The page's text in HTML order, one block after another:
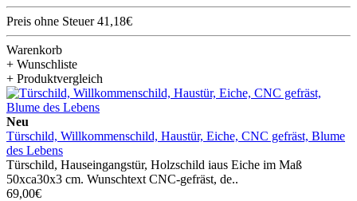
Preis ohne Steuer 41,18€
Warenkorb
+ Wunschliste
+ Produktvergleich
Neu
Türschild, Willkommenschild, Haustür, Eiche, CNC gefräst, Blume
des Lebens
Türschild, Hauseingangstür, Holzschild iaus Eiche im Maß
50xca30x3 cm. Wunschtext CNC-gefräst, de..
69,00€